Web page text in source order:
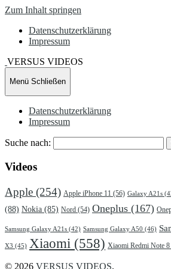
Zum Inhalt springen
Datenschutzerklärung
Impressum
VERSUS VIDEOS
Menü Schließen
Datenschutzerklärung
Impressum
Suche nach:
Videos
Apple (254) Apple iPhone 11(56) Galaxy A21s
(88) Nokia (85) Nord(54) Oneplus(167)
Samsung Galaxy A21s (42) Samsung Galaxy A50 (46)
X3 (45) Xiaomi (558) Xiaomi Redmi Note 8